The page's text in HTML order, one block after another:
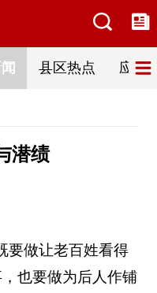
县区热点 应急
潜绩
要做让老百姓看得
也要做为后人作铺